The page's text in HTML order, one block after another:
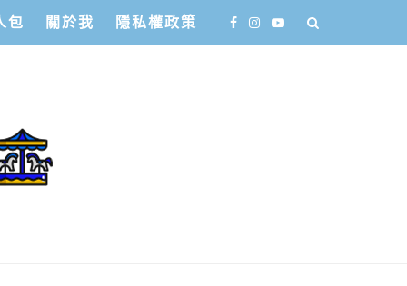
包 關於我 隱私權政策